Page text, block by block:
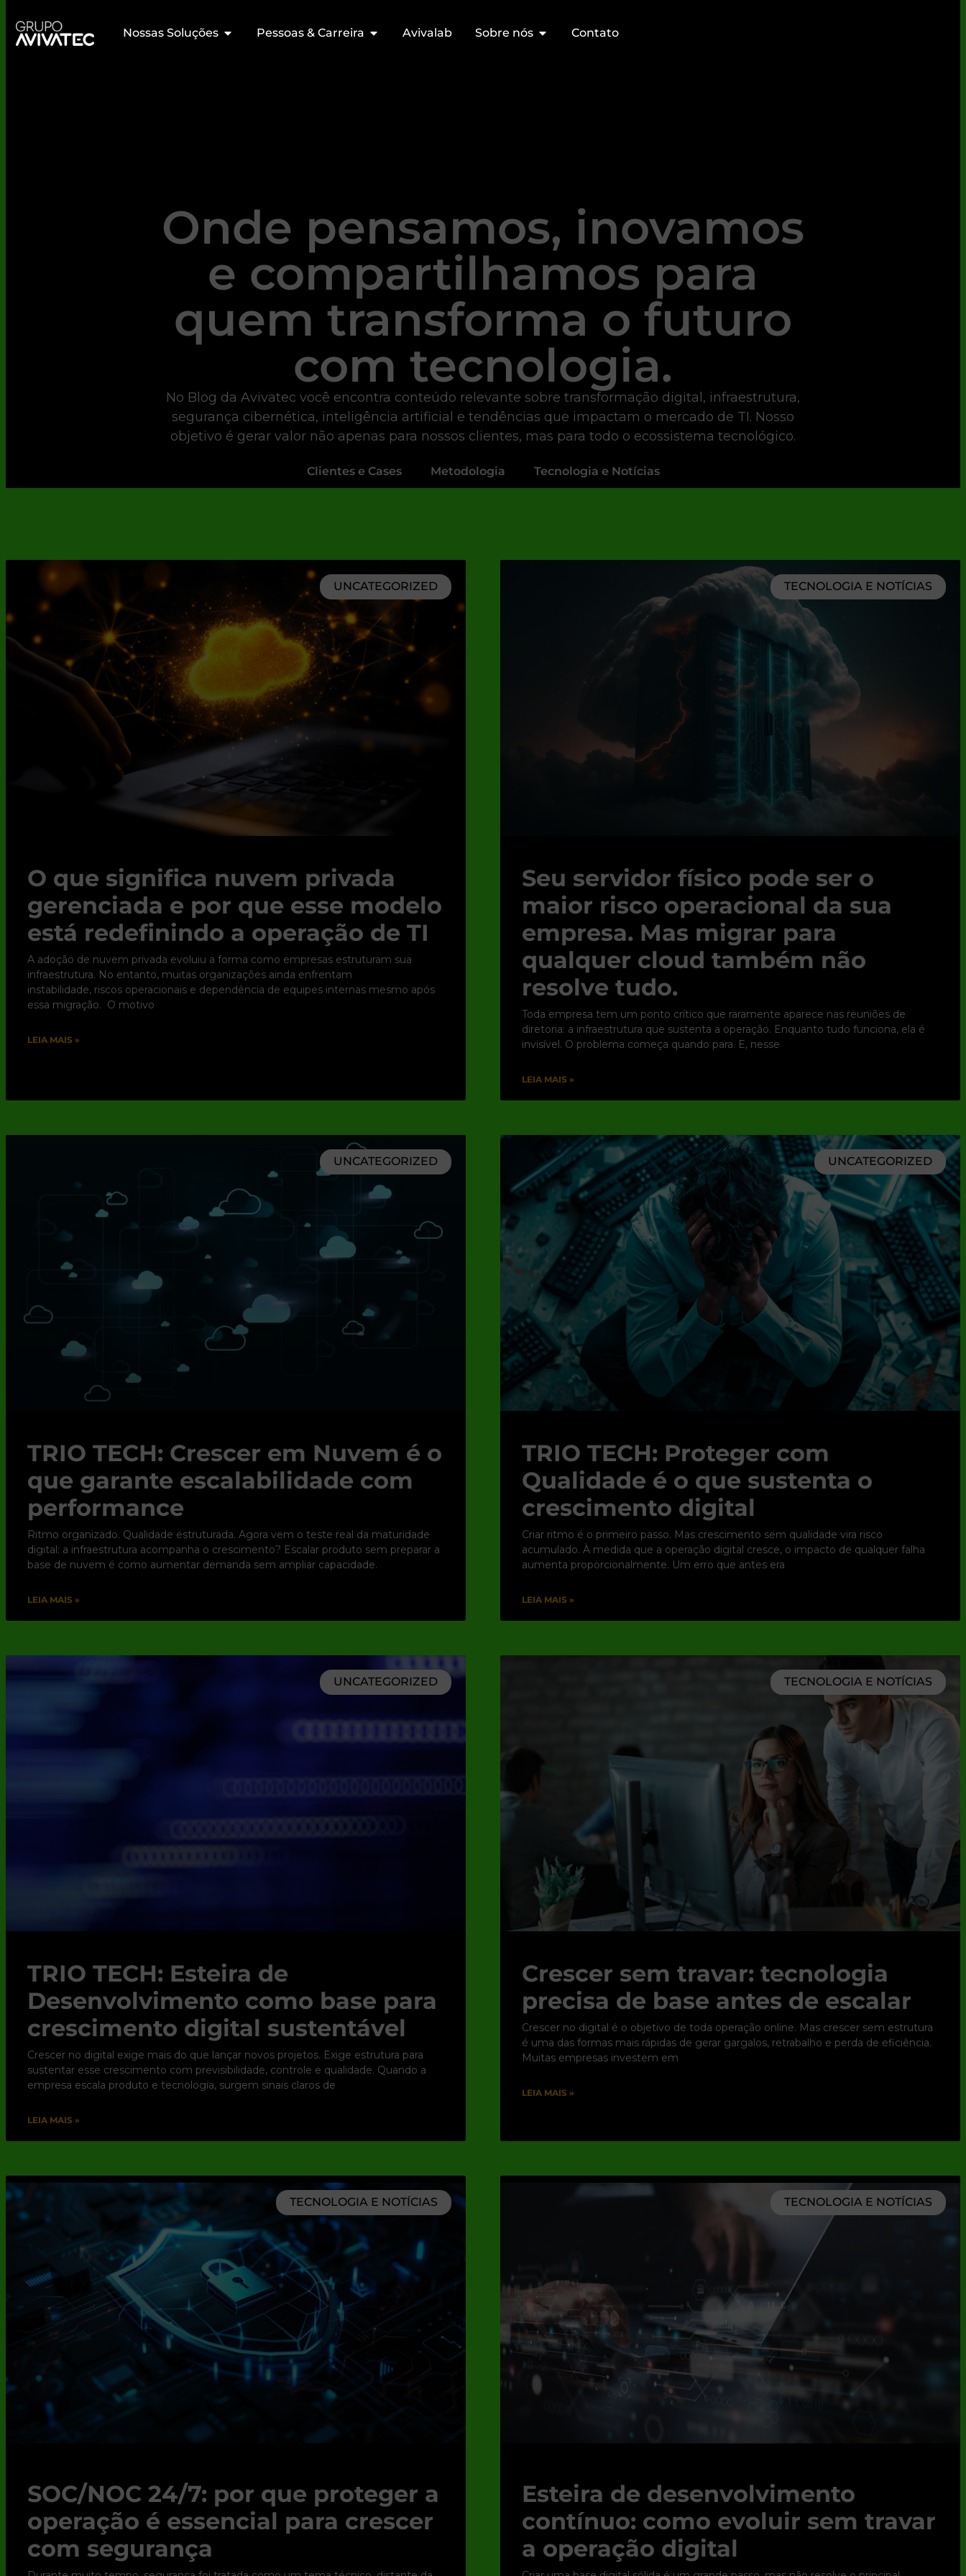
Nossas Soluções Pessoas & Carreira Avivalab Sobre nós Contato
Onde pensamos, inovamos
e compartilhamos para
quem transforma o futuro
com tecnologia.
No Blog da Avivatec você encontra conteúdo relevante sobre transformação digital, infraestrutura,
segurança cibernética, inteligência artificial e tendências que impactam o mercado de TI. Nosso
objetivo é gerar valor não apenas para nossos clientes, mas para todo o ecossistema tecnológico.
Clientes e Cases Metodologia Tecnologia e Notícias
UNCATEGORIZED
O que significa nuvem privada
gerenciada e por que esse modelo
está redefinindo a operação de TI
A adoção de nuvem privada evoluiu a forma como empresas estruturam sua
infraestrutura. No entanto, muitas organizações ainda enfrentam
instabilidade, riscos operacionais e dependência de equipes internas mesmo após
essa migração. O motivo
LEIA MAIS »
TECNOLOGIA E NOTÍCIAS
Seu servidor físico pode ser o
maior risco operacional da sua
empresa. Mas migrar para
qualquer cloud também não
resolve tudo.
Toda empresa tem um ponto crítico que raramente aparece nas reuniões de
diretoria: a infraestrutura que sustenta a operação. Enquanto tudo funciona, ela é
invisível. O problema começa quando para. E, nesse
LEIA MAIS »
UNCATEGORIZED
TRIO TECH: Crescer em Nuvem é o
que garante escalabilidade com
performance
Ritmo organizado. Qualidade estruturada. Agora vem o teste real da maturidade
digital: a infraestrutura acompanha o crescimento? Escalar produto sem preparar a
base de nuvem é como aumentar demanda sem ampliar capacidade.
LEIA MAIS »
UNCATEGORIZED
TRIO TECH: Proteger com
Qualidade é o que sustenta o
crescimento digital
Criar ritmo é o primeiro passo. Mas crescimento sem qualidade vira risco
acumulado. À medida que a operação digital cresce, o impacto de qualquer falha
aumenta proporcionalmente. Um erro que antes era
LEIA MAIS »
UNCATEGORIZED
TRIO TECH: Esteira de
Desenvolvimento como base para
crescimento digital sustentável
Crescer no digital exige mais do que lançar novos projetos. Exige estrutura para
sustentar esse crescimento com previsibilidade, controle e qualidade. Quando a
empresa escala produto e tecnologia, surgem sinais claros de
LEIA MAIS »
TECNOLOGIA E NOTÍCIAS
Crescer sem travar: tecnologia
precisa de base antes de escalar
Crescer no digital é o objetivo de toda operação online. Mas crescer sem estrutura
é uma das formas mais rápidas de gerar gargalos, retrabalho e perda de eficiência.
Muitas empresas investem em
LEIA MAIS »
TECNOLOGIA E NOTÍCIAS
SOC/NOC 24/7: por que proteger a
operação é essencial para crescer
com segurança
TECNOLOGIA E NOTÍCIAS
Esteira de desenvolvimento
contínuo: como evoluir sem travar
a operação digital